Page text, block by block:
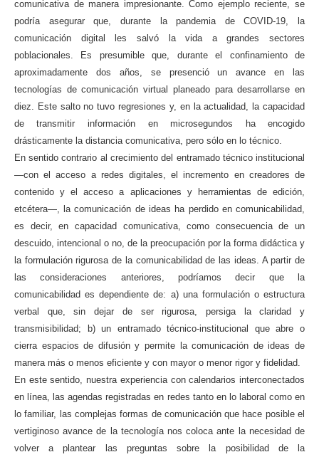
comunicativa de manera impresionante. Como ejemplo reciente, se
podría asegurar que, durante la pandemia de COVID-19, la
comunicación digital les salvó la vida a grandes sectores
poblacionales. Es presumible que, durante el confinamiento de
aproximadamente dos años, se presenció un avance en las
tecnologías de comunicación virtual planeado para desarrollarse en
diez. Este salto no tuvo regresiones y, en la actualidad, la capacidad
de transmitir información en microsegundos ha encogido
drásticamente la distancia comunicativa, pero sólo en lo técnico.
En sentido contrario al crecimiento del entramado técnico institucional
—con el acceso a redes digitales, el incremento en creadores de
contenido y el acceso a aplicaciones y herramientas de edición,
etcétera—, la comunicación de ideas ha perdido en comunicabilidad,
es decir, en capacidad comunicativa, como consecuencia de un
descuido, intencional o no, de la preocupación por la forma didáctica y
la formulación rigurosa de la comunicabilidad de las ideas. A partir de
las consideraciones anteriores, podríamos decir que la
comunicabilidad es dependiente de: a) una formulación o estructura
verbal que, sin dejar de ser rigurosa, persiga la claridad y
transmisibilidad; b) un entramado técnico-institucional que abre o
cierra espacios de difusión y permite la comunicación de ideas de
manera más o menos eficiente y con mayor o menor rigor y fidelidad.
En este sentido, nuestra experiencia con calendarios interconectados
en línea, las agendas registradas en redes tanto en lo laboral como en
lo familiar, las complejas formas de comunicación que hace posible el
vertiginoso avance de la tecnología nos coloca ante la necesidad de
volver a plantear las preguntas sobre la posibilidad de la